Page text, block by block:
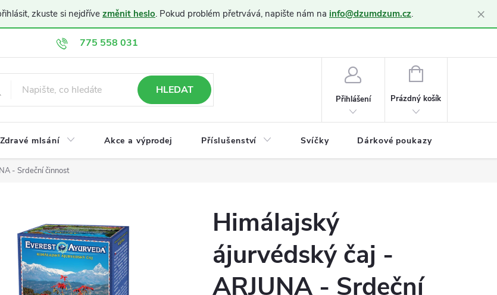
zkuste si nejdřívezměnit heslo. Pokud problém přetrvává, napište nám na info@dzumdzum.cz. ×
775 558 031
Doprava a platba Obchodní podmínky
HLEDAT
Přihlášení
NÁKUPNÍ
Prázdný košík
Zdravé mlsání Akce a výprodej Příslušenství Svíčky Dárkové poukazy
- Srdeční činnost
Himálajský
ájurvédský čaj -
ARJUNA - Srdeční